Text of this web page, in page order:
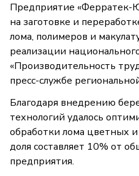
Предприятие «Ферратек-
на заготовке и
лома, полимеров и
реализации
«Производительность
пресс-службе
Благодаря внедрению
технологий удалось
обработки лома цветных
доля составляет 10% от
предприятия.